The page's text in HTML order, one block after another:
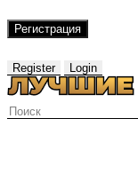
Регистрация
Register Login